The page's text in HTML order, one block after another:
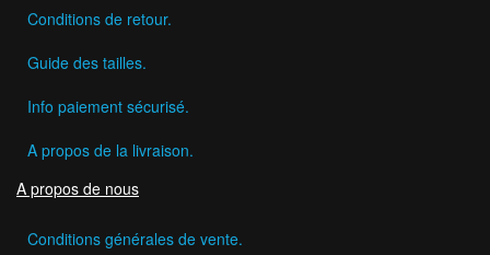
Conditions de retour.
Guide des tailles.
Info paiement sécurisé.
A propos de la livraison.
A propos de nous
Conditions générales de vente.